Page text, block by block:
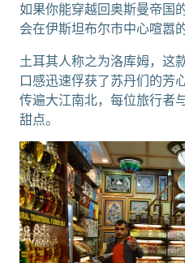
如果你能穿越回奥斯曼帝国
会在伊斯坦布尔市中心喧嚣
土耳其人称之为洛库姆，这
口感迅速俘获了苏丹们的芳
传遍大江南北，每位旅行者
甜点。